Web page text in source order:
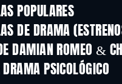
POPULARES
DE DRAMA
DAMIAN ROMEO &
PSICOLÓGICO